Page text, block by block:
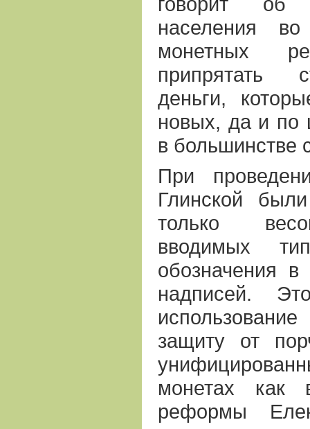
населения
монетных
припрятать
деньги,
новых, да и по
в большинстве
При
Глинской
только
вводимых
обозначения
надписей.
защиту от
монетах как
реформы